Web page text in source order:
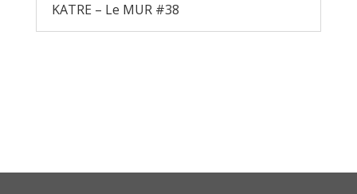
KATRE – Le MUR #38